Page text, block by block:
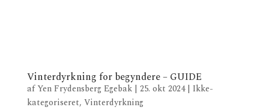
Vinterdyrkning for begyndere – GUIDE
afYen Frydensberg Egebak| 25. okt 2024| Ikke-
kategoriseret, Vinterdyrkning